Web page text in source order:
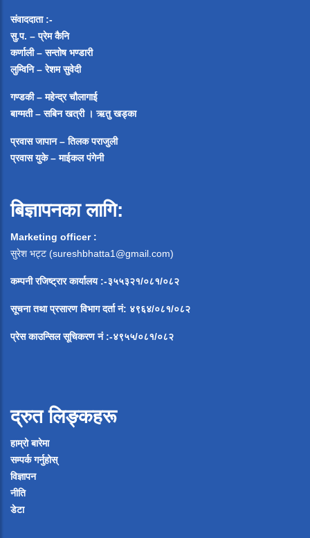
संवाददाता :-
सु.प. – प्रेम कैनि
कर्णाली – सन्तोष भण्डारी
लुम्विनि – रेशम सुवेदी
गण्डकी – महेन्द्र चौलागाई
बाग्मती – सबिन खत्री ।ऋतु खड्का
प्रवास जापान – तिलक पराजुली
प्रवास युके – माईकल पंगेनी
बिज्ञापनका लागि:
Marketing officer :
सुरेश भट्ट (sureshbhatta1@gmail.com)
कम्पनी रजिष्ट्रार कार्यालय :-३५५३२१/०८१/०८२
सूचना तथा प्रसारण विभाग दर्ता नं: ४९६४/०८१/०८२
प्रेस काउन्सिल सूचिकरण नं:-४९५५/०८१/०८२
द्रुत लिङ्कहरू
हाम्रो बारेमा
सम्पर्क गर्नुहोस्
विज्ञापन
नीति
डेटा